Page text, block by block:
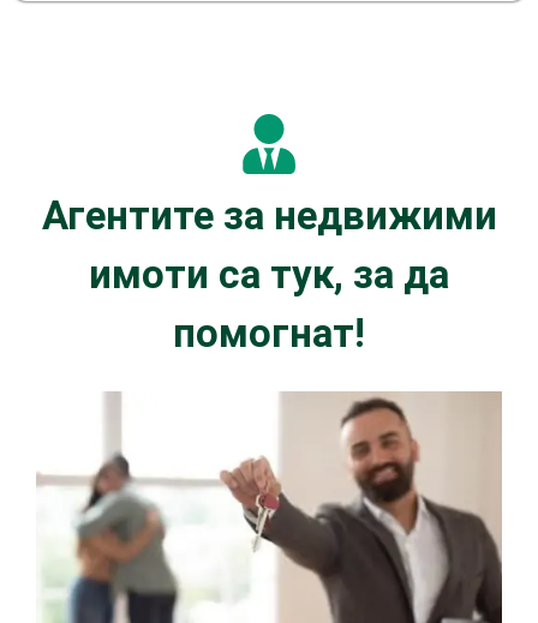
Агентите за недвижими
имоти са тук, за да
помогнат!